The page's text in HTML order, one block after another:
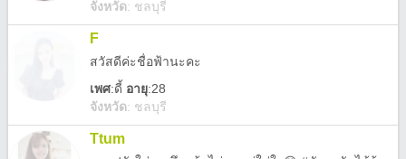
จังหวัด: ชลบุรี
F
สวัสดีค่ะชื่อฟ้านะคะ
เพศ:ดี้ อายุ:28
จังหวัด: ชลบุรี
Ttum